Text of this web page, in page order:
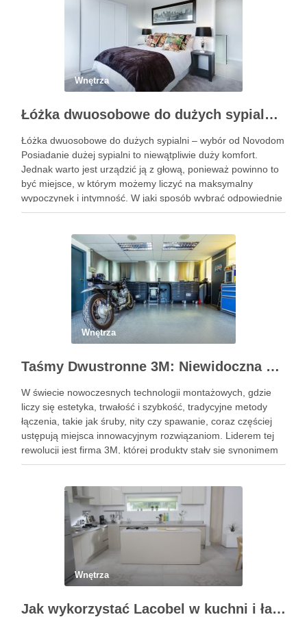
Wnętrza
Łóżka dwuosobowe do dużych sypialni – wybór od Novodom
Łóżka dwuosobowe do dużych sypialni – wybór od Novodom
Posiadanie dużej sypialni to niewątpliwie duży komfort.
Jednak warto jest urządzić ją z głową, ponieważ powinno to
być miejsce, w którym możemy liczyć na maksymalny
wypoczynek i intymność. W jaki sposób wybrać odpowiednie
łóżko, które nie tylko pozwoli nam na spokojny …
Wnętrza
Taśmy Dwustronne 3M: Niewidoczna Siła Montażu dla Profesjonalistów i Domu
W świecie nowoczesnych technologii montażowych, gdzie
liczy się estetyka, trwałość i szybkość, tradycyjne metody
łączenia, takie jak śruby, nity czy spawanie, coraz częściej
ustępują miejsca innowacyjnym rozwiązaniom. Liderem tej
rewolucji jest firma 3M, której produkty stały się synonimem
niezawodności. W szczególności taśmy dwustronne 3m
Wnętrza
Jak wykorzystać Lacobel w kuchni i łazience?